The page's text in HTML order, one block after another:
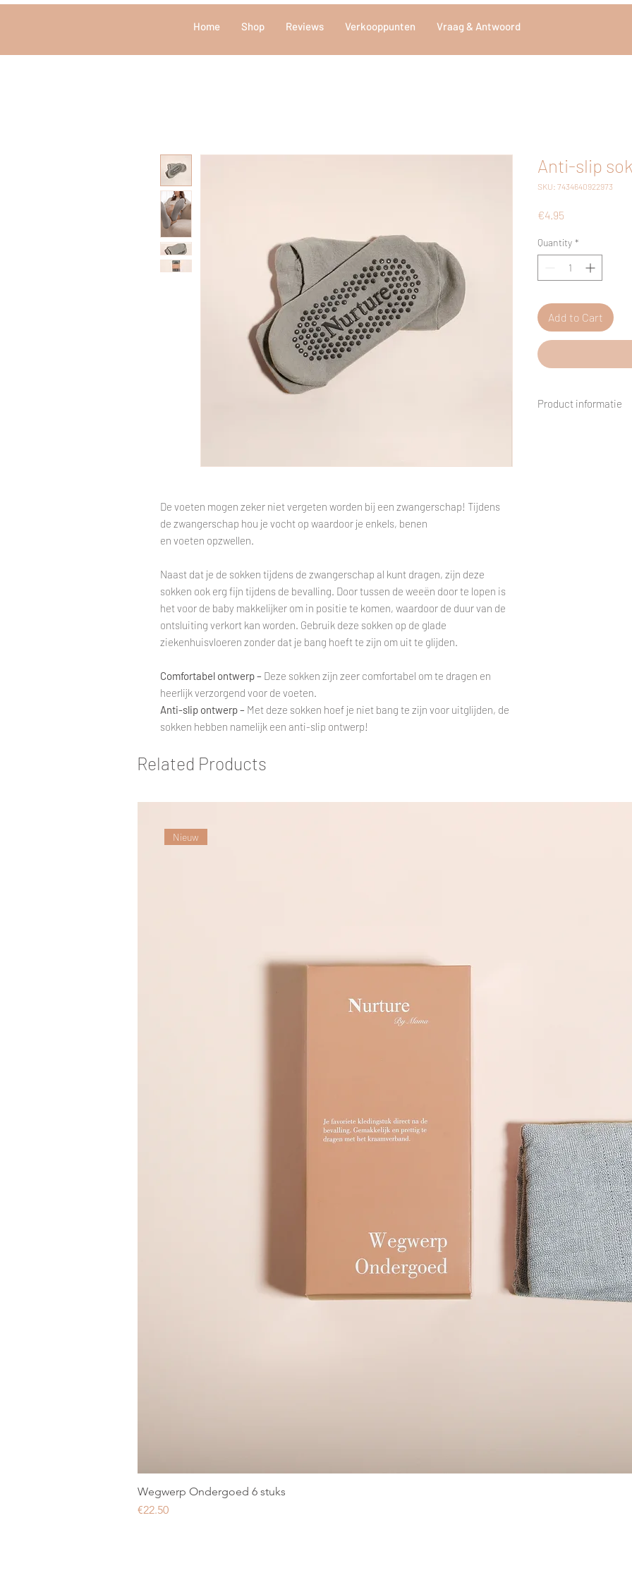
Home Shop Reviews Verkooppunten Vraag & Antwoord
De voeten mogen zeker niet vergeten worden bij een zwangerschap! Tijdens
de zwangerschap hou je vocht op waardoor je enkels, benen
en voeten opzwellen.
Naast dat je de sokken tijdens de zwangerschap al kunt dragen, zijn deze
sokken ook erg fijn tijdens de bevalling. Door tussen de weeën door te lopen is
het voor de baby makkelijker om in positie te komen, waardoor de duur van de
ontsluiting verkort kan worden. Gebruik deze sokken op de glade
ziekenhuisvloeren zonder dat je bang hoeft te zijn om uit te glijden.
Comfortabel ontwerp – Deze sokken zijn zeer comfortabel om te dragen en
heerlijk verzorgend voor de voeten.
Anti-slip ontwerp – Met deze sokken hoef je niet bang te zijn voor uitglijden, de
sokken hebben namelijk een anti-slip ontwerp!
Anti-slip
SKU: 7434640922973
€4.95
Quantity *
Add to Cart
Product informatie
Related Products
Nieuw
Wegwerp Ondergoed 6 stuks
Price
€22.50